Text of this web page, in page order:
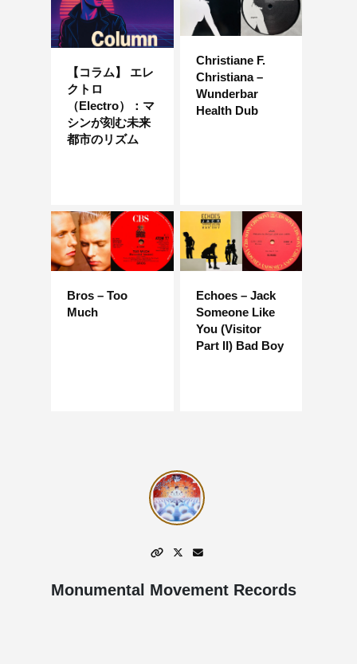
【コラム】 エレ
クトロ
（Electro）：マ
シンが刻む未来
都市のリズム
Christiane F.
Christiana –
Wunderbar
Health Dub
Bros – Too
Much
Echoes – Jack
Someone Like
You (Visitor
Part II) Bad Boy
Monumental Movement Records